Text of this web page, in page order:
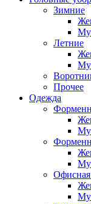
Зимние
Летние
Прочее
Одежда